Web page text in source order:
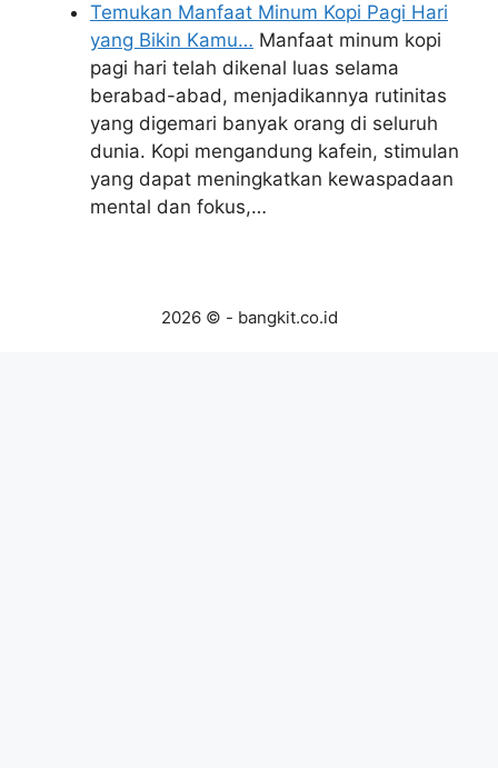
Temukan Manfaat Minum Kopi Pagi Hari
yang Bikin Kamu… Manfaat minum kopi
pagi hari telah dikenal luas selama
berabad-abad, menjadikannya rutinitas
yang digemari banyak orang di seluruh
dunia. Kopi mengandung kafein, stimulan
yang dapat meningkatkan kewaspadaan
mental dan fokus,…
2026 © - bangkit.co.id